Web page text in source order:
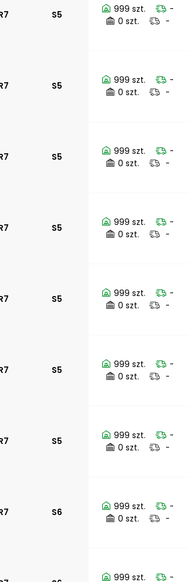
S5
999 szt.
-
0 szt.
-
S5
999 szt.
-
0 szt.
-
S5
999 szt.
-
0 szt.
-
S5
999 szt.
-
0 szt.
-
S5
999 szt.
-
0 szt.
-
S5
999 szt.
-
0 szt.
-
S5
999 szt.
-
0 szt.
-
S6
999 szt.
-
0 szt.
-
999 szt. -